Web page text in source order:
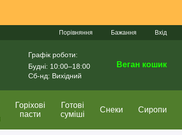
Порівняння Бажання Вхід
Графік роботи:
Будні: 10:00–18:00
Сб-нд: Вихідний
Веган кошик
Горіхові
пасти
Готові
суміші
Снеки Сиропи